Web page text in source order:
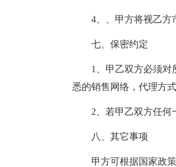
4、、甲方将视乙方市
七、保密约定
1、甲乙双方必须对所
悉的销售网络，代理方
2、若甲乙双方任何一
八、其它事项
甲方可根据国家政策